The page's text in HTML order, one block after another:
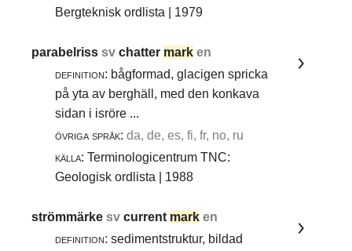
Bergteknisk ordlista | 1979
parabelrisssvchatter mark en
definition: bågformad, glacigen spricka
på yta av berghäll, med den konkava
sidan i isröre ...
övriga språk: da, de, es, fi, fr, no, ru
källa: Terminologicentrum TNC:
Geologisk ordlista | 1988
strömmärkesvcurrent mark en
definition: sedimentstruktur, bildad